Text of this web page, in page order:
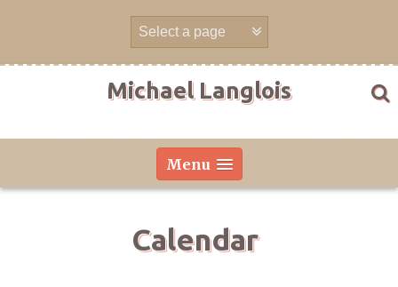
Michael Langlois
Menu
Calendar